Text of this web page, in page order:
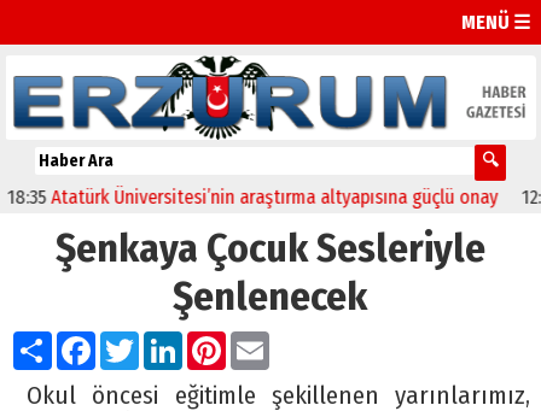
MENÜ ☰
Atatürk Üniversitesi’nin araştırma altyapısına güçlü onay 12:04
Şenkaya Çocuk Sesleriyle
Şenlenecek
PaylaşFacebook
TwitterLinkedIn
Pinterest
Email
Okul öncesi eğitimle şekillenen yarınlarımız,